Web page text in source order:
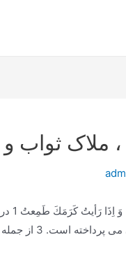
ملاک ثواب
تأیید امام زمان علیه السّلام بوده…